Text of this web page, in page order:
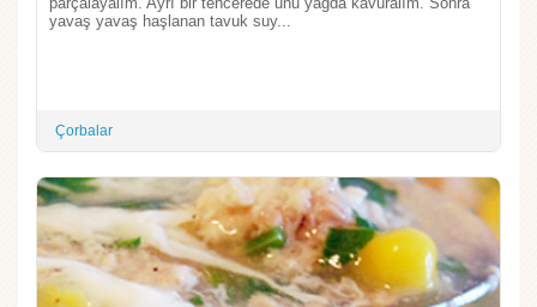
yavaş yavaş haşlanan tavuk suy...
Çorbalar